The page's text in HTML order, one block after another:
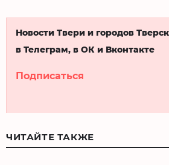
Новости Твери и городов
в Телеграм, в ОК и Вконтакте
Подписаться
ЧИТАЙТЕ ТАКЖЕ